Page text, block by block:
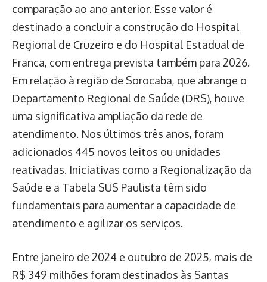
comparação ao ano anterior. Esse valor é
destinado a concluir a construção do Hospital
Regional de Cruzeiro e do Hospital Estadual de
Franca, com entrega prevista também para 2026.
Em relação à região de Sorocaba, que abrange o
Departamento Regional de Saúde (DRS), houve
uma significativa ampliação da rede de
atendimento. Nos últimos três anos, foram
adicionados 445 novos leitos ou unidades
reativadas. Iniciativas como a Regionalização da
Saúde e a Tabela SUS Paulista têm sido
fundamentais para aumentar a capacidade de
atendimento e agilizar os serviços.
Entre janeiro de 2024 e outubro de 2025, mais de
R$ 349 milhões foram destinados às Santas